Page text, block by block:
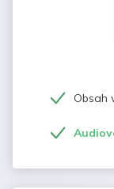
Obsah